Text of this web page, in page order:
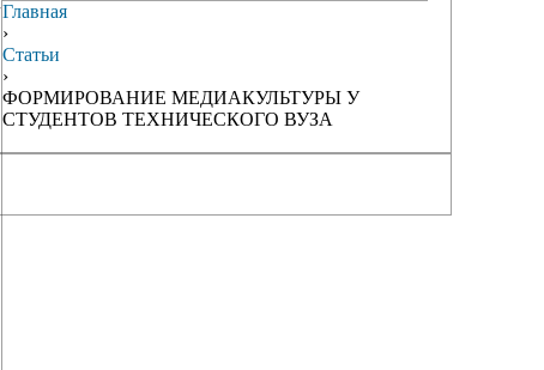
Главная
›
Статьи
›
ФОРМИРОВАНИЕ МЕДИАКУЛЬТУРЫ У
СТУДЕНТОВ ТЕХНИЧЕСКОГО ВУЗА